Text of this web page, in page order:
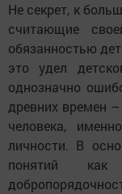
Не секрет, к
считающие
обязанностью
это удел
однозначно
древних времен
человека,
личности. В
понятий как